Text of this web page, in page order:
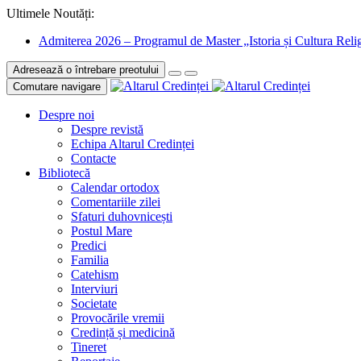
Ultimele Noutăți:
Admiterea 2026 – Programul de Master „Istoria și Cultura
Adresează o întrebare preotului
Comutare navigare
Despre noi
Despre revistă
Echipa Altarul Credinței
Contacte
Bibliotecă
Calendar ortodox
Comentariile zilei
Sfaturi duhovnicești
Postul Mare
Predici
Familia
Catehism
Interviuri
Societate
Provocările vremii
Credință și medicină
Tineret